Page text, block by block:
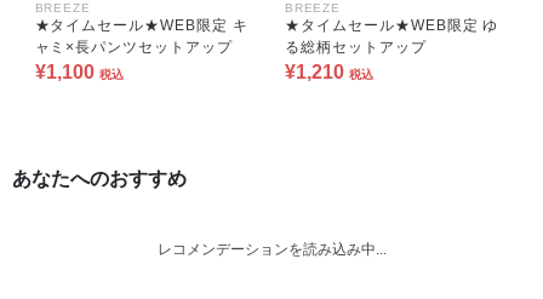
BREEZE
★タイムセール★WEB限定 キ
ャミ×長パンツセットアップ
¥1,100 税込
BREEZE
★タイムセール★WEB限定 ゆ
る総柄セットアップ
¥1,210 税込
あなたへのおすすめ
レコメンデーションを読み込み中...